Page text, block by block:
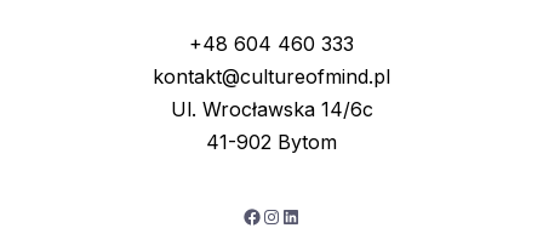
+48 604 460 333
kontakt@cultureofmind.pl
Ul. Wrocławska 14/6c
41-902 Bytom
Facebook
Instagram
LinkedIn